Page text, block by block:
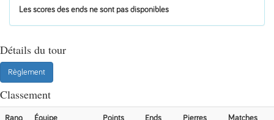
Les scores des ends ne sont pas disponibles
Détails du tour
Règlement
Classement
Rang Équipe Points Ends Pierres Matches